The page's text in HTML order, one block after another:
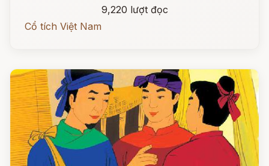
9,220 lượt đọc
Cổ tích Việt Nam